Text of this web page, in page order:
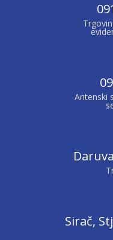
Antenski
Sirač,